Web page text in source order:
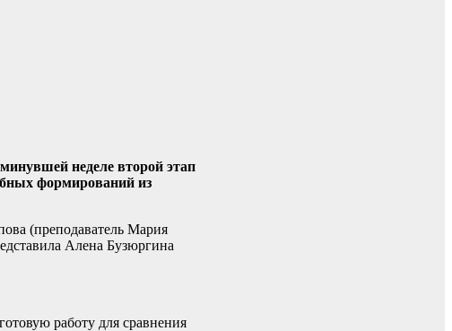
неделе второй этап
формирований из
(преподаватель Мария
Алена Бузюргина
работу для сравнения